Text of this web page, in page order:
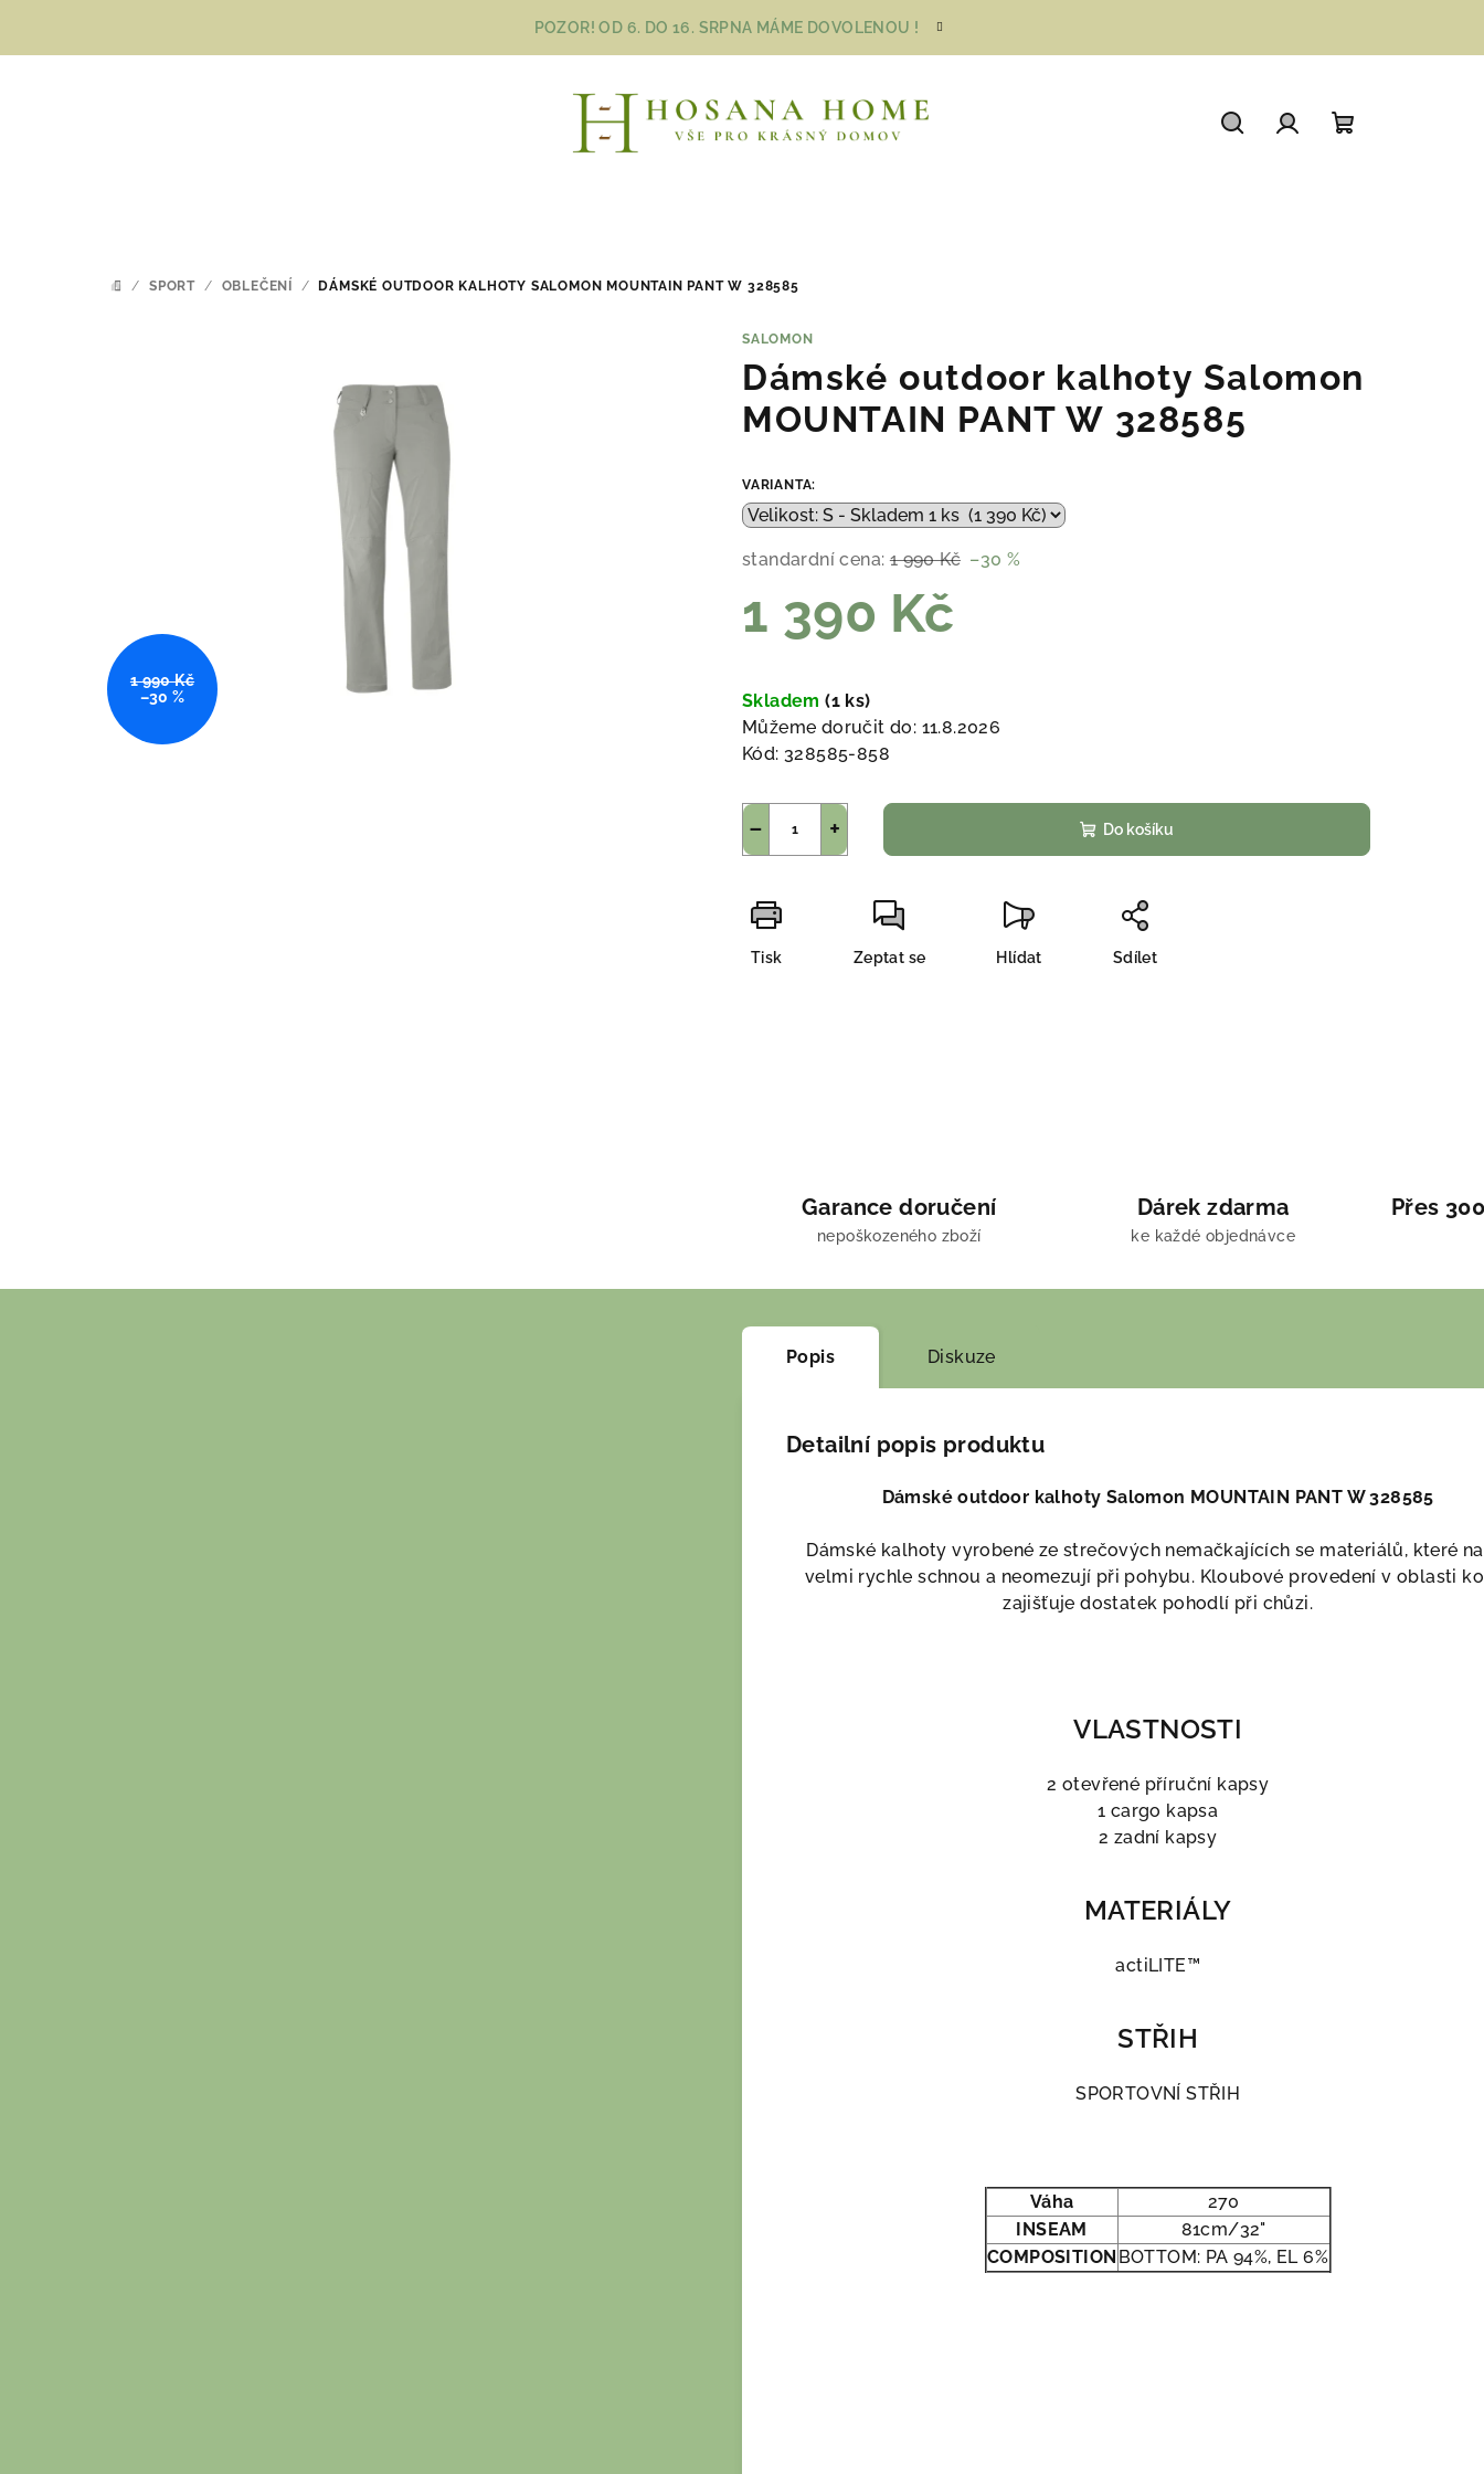
POZOR! OD 6. DO 16. SRPNA MÁME DOVOLENOU !
DOMŮ
/ SPORT / OBLEČENÍ / DÁMSKÉ OUTDOOR KALHOTY SALOMON MOUNTAIN PANT W 328585
SALOMON
Dámské outdoor kalhoty Salomon
MOUNTAIN PANT W 328585
VARIANTA:
standardní cena: 1 990 Kč –30 %
1 390 Kč
cena:
Skladem(1 ks)
Můžeme doručit do: 11.8.2026
Kód: 328585-858
+
− Do košíku
Tisk Zeptat se Hlídat Sdílet
1 990 Kč
–30 %
Garance doručení
nepoškozeného zboží
Dárek zdarma
ke každé objednávce
Přes
Popis Diskuze
Detailní popis produktu
Dámské outdoor kalhoty Salomon MOUNTAIN PANT W 328585
Dámské kalhoty vyrobené ze strečových nemačkajících se materiálů, které
velmi rychle schnou a neomezují při pohybu. Kloubové provedení v oblasti
zajišťuje dostatek pohodlí při chůzi.
VLASTNOSTI
2 otevřené příruční kapsy
1 cargo kapsa
2 zadní kapsy
MATERIÁLY
actiLITE™
STŘIH
SPORTOVNÍ STŘIH
Váha
270
INSEAM
81cm/32"
COMPOSITION BOTTOM: PA 94%, EL 6%